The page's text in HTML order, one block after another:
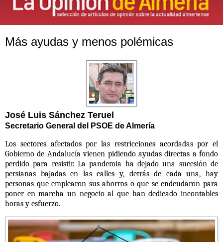
Más ayudas y menos polémicas
José Luis Sánchez Teruel
Secretario General del PSOE de Almería
Los sectores afectados por las restricciones acordadas por el
Gobierno de Andalucía vienen pidiendoayudas directas a fondo
perdido para resistir.La pandemia ha dejado una sucesión de
persianas bajadas en las calles y, detrás de cada una, hay
personas que emplearon sus ahorros o que se endeudaron para
poner en marcha un negocio al que han dedicado incontables
horas y esfuerzo.